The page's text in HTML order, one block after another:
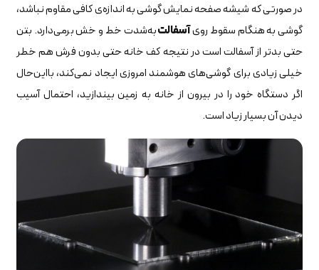
در صورتی که شیشه صفحه نمایش گوشی به اندازه‌ی کافی مقاوم نباشد،
گوشی به هنگام سقوط رویآسفالتبه‌شدت خط و خش برمی‌دارد. بتن
حتی بدتر از آسفالت است در نتیجه کف خانه حتی بدون فرش هم خطر
خیلی زیادی برای گوشی‌های هوشمند امروزی ایجاد نمی‌کند، بااین‌حال
اگر دستگاه خود را در بیرون از خانه به زمین بیندازید، احتمال آسیب
دیدن آن بسیار زیاد است.